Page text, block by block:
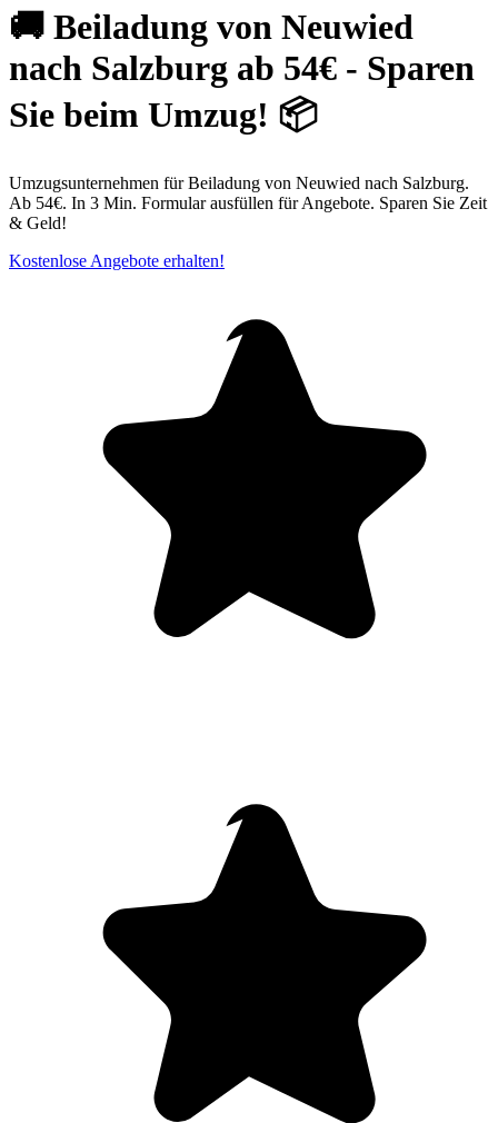
🚚 Beiladung von Neuwied
nach Salzburg ab 54€ - Sparen
Sie beim Umzug! 📦
Umzugsunternehmen für Beiladung von Neuwied nach Salzburg.
Ab 54€. In 3 Min. Formular ausfüllen für Angebote. Sparen Sie Zeit
& Geld!
Kostenlose Angebote erhalten!